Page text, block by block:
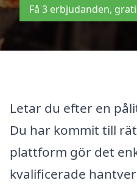
Få 3 erbjudanden,
Letar du efter en
Du har kommit till
plattform gör det
kvalificerade